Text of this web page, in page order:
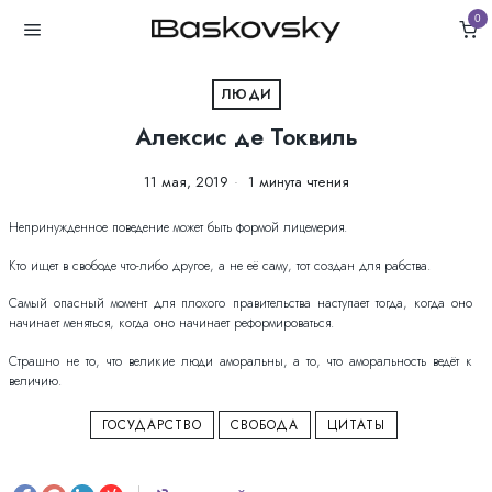
0
ЛЮДИ
Алексис де Токвиль
11 мая, 2019 1 минута чтения
Непринужденное поведение может быть формой лицемерия.
Кто ищет в свободе что-либо другое, а не её саму, тот создан для рабства.
Самый опасный момент для плохого правительства наступает тогда, когда оно
начинает меняться, когда оно начинает реформироваться.
Страшно не то, что великие люди аморальны, а то, что аморальность ведёт к
величию.
ГОСУДАРСТВО СВОБОДА ЦИТАТЫ